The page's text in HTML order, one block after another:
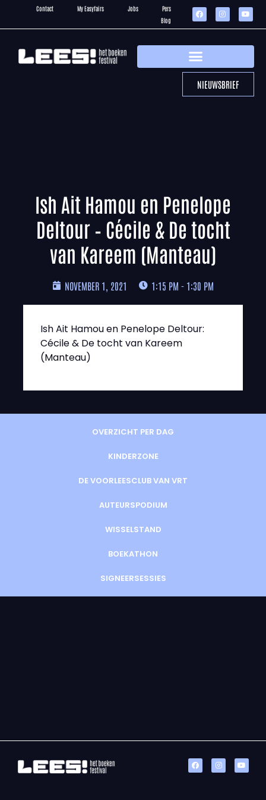
Contact My Easyfairs Jobs
Pers
Blog
NIEUWSBRIEF
OVERZICHT PER DAG
KINDERZONE
DE VOORLEESCLUB VAN VRT
AUTEURSPODIUM
WISSELSTAND
BOEKATHON
SIGNEERSESSIES
Ish Ait Hamou en Penelope
Deltour – Cécile & De tocht
van Kareem (Manteau)
NOVEMBER 1, 2021 1:15 PM - 1:30 PM
Ish Ait Hamou en Penelope Deltour:
Cécile & De tocht van Kareem
(Manteau)